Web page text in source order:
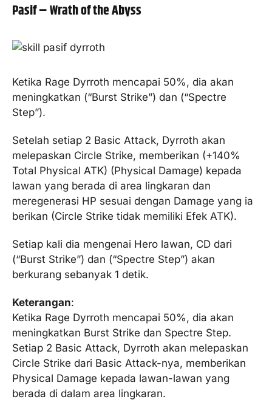
Pasif – Wrath of the Abyss
Ketika Rage Dyrroth mencapai 50%, dia akan
meningkatkan (“Burst Strike”) dan (“Spectre
Step”).
Setelah setiap 2 Basic Attack, Dyrroth akan
melepaskan Circle Strike, memberikan (+140%
Total Physical ATK) (Physical Damage) kepada
lawan yang berada di area lingkaran dan
meregenerasi HP sesuai dengan Damage yang ia
berikan (Circle Strike tidak memiliki Efek ATK).
Setiap kali dia mengenai Hero lawan, CD dari
(“Burst Strike”) dan (“Spectre Step”) akan
berkurang sebanyak 1 detik.
Keterangan:
Ketika Rage Dyrroth mencapai 50%, dia akan
meningkatkan Burst Strike dan Spectre Step.
Setiap 2 Basic Attack, Dyrroth akan melepaskan
Circle Strike dari Basic Attack-nya, memberikan
Physical Damage kepada lawan-lawan yang
berada di dalam area lingkaran.